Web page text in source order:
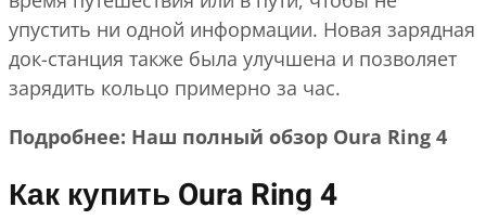
упустить ни одной информации. Новая зарядная
док-станция также была улучшена и позволяет
зарядить кольцо примерно за час.
Подробнее: Наш полный обзор Oura Ring 4
Как купить Oura Ring 4